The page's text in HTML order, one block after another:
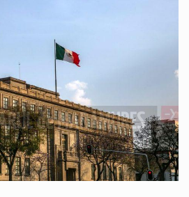
Noile statii de călători, achizitionate la preț de garsonieră per bucată, dezamăgesc total cetățenii care folosesc mijloacele de transport în…